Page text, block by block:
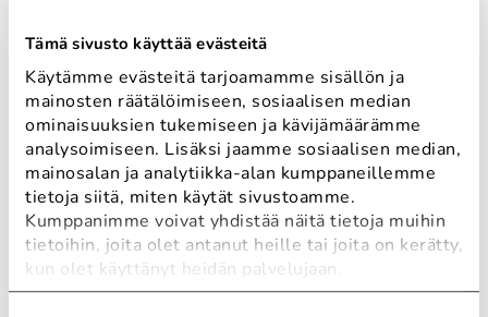
Tämä sivusto käyttää evästeitä
Käytämme evästeitä tarjoamamme sisällön ja
mainosten räätälöimiseen, sosiaalisen median
ominaisuuksien tukemiseen ja kävijämäärämme
analysoimiseen. Lisäksi jaamme sosiaalisen median,
mainosalan ja analytiikka-alan kumppaneillemme
tietoja siitä, miten käytät sivustoamme.
Kumppanimme voivat yhdistää näitä tietoja muihin
tietoihin, joita olet antanut heille tai joita on kerätty,
kun olet käyttänyt heidän palvelujaan.
Palkanlaskenta-
järjestelmien
integraatiot: tarkat ja
ajantasaiset
palkkatiedot
järjestelmien välillä
luotettavilla sekä